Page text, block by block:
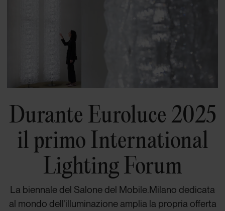
Durante Euroluce 2025
il primo International
Lighting Forum
La biennale del Salone del Mobile.Milano dedicata
al mondo dell’illuminazione amplia la propria offerta